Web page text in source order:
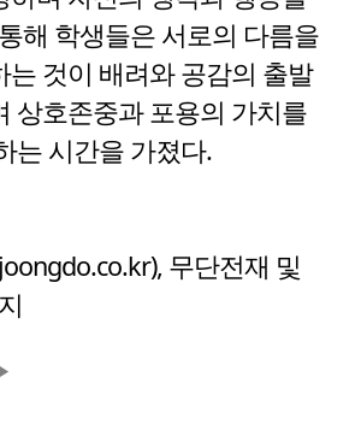
해 학생들은 서로의 다름을
는 것이 배려와 공감의 출발
상호존중과 포용의 가치를
는 시간을 가졌다.
무단전재 및